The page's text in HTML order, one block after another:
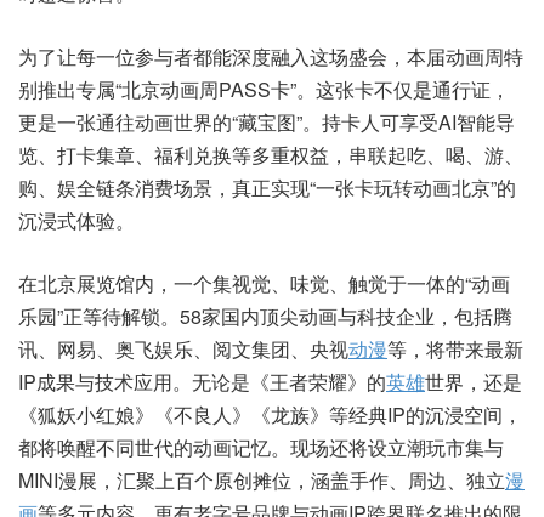
为了让每一位参与者都能深度融入这场盛会，本届动画周特
别推出专属“北京动画周PASS卡”。这张卡不仅是通行证，
更是一张通往动画世界的“藏宝图”。持卡人可享受AI智能导
览、打卡集章、福利兑换等多重权益，串联起吃、喝、游、
购、娱全链条消费场景，真正实现“一张卡玩转动画北京”的
沉浸式体验。
在北京展览馆内，一个集视觉、味觉、触觉于一体的“动画
乐园”正等待解锁。58家国内顶尖动画与科技企业，包括腾
讯、网易、奥飞娱乐、阅文集团、央视动漫等，将带来最新
IP成果与技术应用。无论是《王者荣耀》的英雄世界，还是
《狐妖小红娘》《不良人》《龙族》等经典IP的沉浸空间，
都将唤醒不同世代的动画记忆。现场还将设立潮玩市集与
MINI漫展，汇聚上百个原创摊位，涵盖手作、周边、独立漫